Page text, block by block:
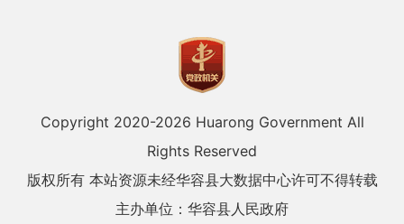
Copyright 2020-2026 Huarong Government All
Rights Reserved
版权所有 本站资源未经华容县大数据中心许可不得转载
主办单位：华容县人民政府